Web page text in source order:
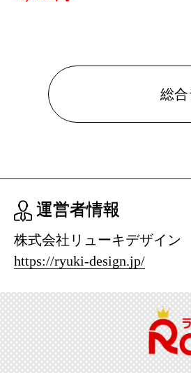
総
運営者情報
株式会社リューキデザイン
https://ryuki-design.jp/